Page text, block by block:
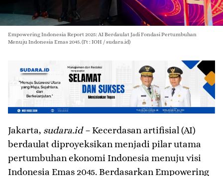
Empowering Indonesia Report 2025: AI Berdaulat Jadi Fondasi Pertumbuhan
Menuju Indonesia Emas 2045. (Ft : IOH / sudara.id)
Jakarta, sudara.id – Kecerdasan artifisial (AI)
berdaulat diproyeksikan menjadi pilar utama
pertumbuhan ekonomi Indonesia menuju visi
Indonesia Emas 2045. Berdasarkan Empowering